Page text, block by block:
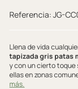
Referencia:JG-
Llena de vida
tapizada gris patas
y con un cierto toque
ellas en zonas
más.